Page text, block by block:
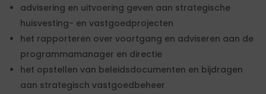
advisering en uitvoering geven aan strategische
huisvesting- en vastgoedprojecten
het rapporteren over voortgang en adviseren aan de
programmamanager en directie
het opstellen van beleidsdocumenten en bijdragen
aan strategisch vastgoedbeheer